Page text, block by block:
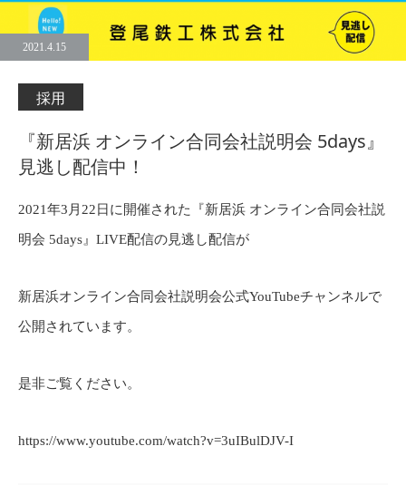
2021.4.15
採用
『新居浜 オンライン合同会社説明会 5days』
見逃し配信中！
2021年3月22日に開催された『新居浜 オンライン合同会社説
明会 5days』LIVE配信の見逃し配信が
新居浜オンライン合同会社説明会公式YouTubeチャンネルで
公開されています。
是非ご覧ください。
https://www.youtube.com/watch?v=3uIBulDJV-I